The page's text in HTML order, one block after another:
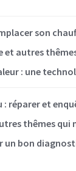
son
autres
: une
: réparer et
thêmes qui
un bon